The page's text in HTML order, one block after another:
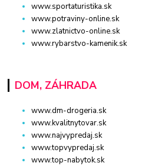
www.sportaturistika.sk
www.potraviny-online.sk
www.zlatnictvo-online.sk
www.rybarstvo-kamenik.sk
DOM, ZÁHRADA
www.dm-drogeria.sk
www.kvalitnytovar.sk
www.najvypredaj.sk
www.topvypredaj.sk
www.top-nabytok.sk